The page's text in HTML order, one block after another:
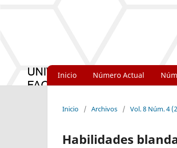
Inicio Número Actual
Inicio / Archivos / Vol. 8 Núm. 4
Habilidades